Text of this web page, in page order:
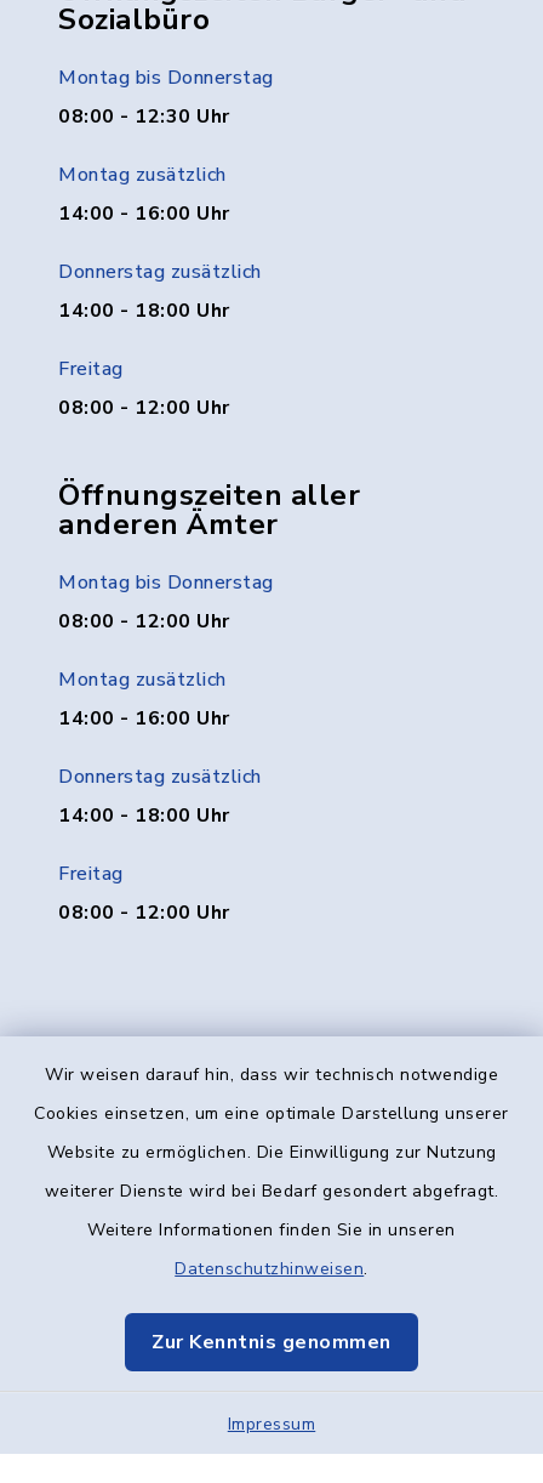
Wir weisen darauf hin, dass wir technisch notwendige
Cookies einsetzen, um eine optimale Darstellung unserer
Website zu ermöglichen. Die Einwilligung zur Nutzung
weiterer Dienste wird bei Bedarf gesondert abgefragt.
Weitere Informationen finden Sie in unseren
Datenschutzhinweisen.
Zur Kenntnis genommen
Impressum
Sozialbüro
Montag bis Donnerstag
08:00 - 12:30 Uhr
Montag zusätzlich
14:00 - 16:00 Uhr
Donnerstag zusätzlich
14:00 - 18:00 Uhr
Freitag
08:00 - 12:00 Uhr
Öffnungszeiten aller
anderen Ämter
Montag bis Donnerstag
08:00 - 12:00 Uhr
Montag zusätzlich
14:00 - 16:00 Uhr
Donnerstag zusätzlich
14:00 - 18:00 Uhr
Freitag
08:00 - 12:00 Uhr
Kontakt
Datenschutz
Elektronische Kommunikation
Sitemap